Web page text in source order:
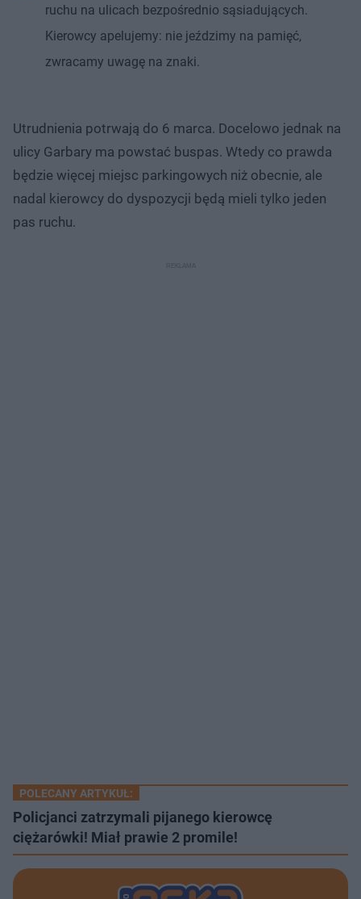
ruchu na ulicach bezpośrednio sąsiadujących.
Kierowcy apelujemy: nie jeździmy na pamięć,
zwracamy uwagę na znaki.
Utrudnienia potrwają do 6 marca. Docelowo jednak na
ulicy Garbary ma powstać buspas. Wtedy co prawda
będzie więcej miejsc parkingowych niż obecnie, ale
nadal kierowcy do dyspozycji będą mieli tylko jeden
pas ruchu.
POLECANY ARTYKUŁ:
Policjanci zatrzymali pijanego kierowcę
ciężarówki! Miał prawie 2 promile!